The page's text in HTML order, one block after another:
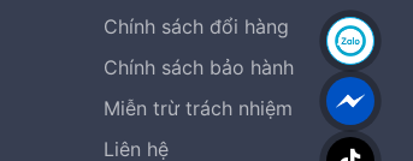
Chính sách đổi hàng
Chính sách bảo hành
Miễn trừ trách nhiệm
Liên hệ